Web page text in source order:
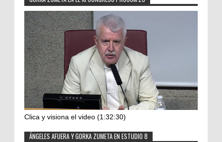
Clica y visiona el video (1:32:30)
ÁNGELES AFUERA Y GORKA ZUMETA EN ESTUDIO 8